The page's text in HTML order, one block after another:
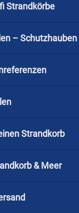
Strandkörbe
– Schutzhauben
Strandkorb
& Meer